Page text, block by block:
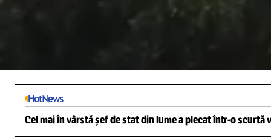
Cel mai în vârstă șef de stat din lume a plecat într-o scurtă